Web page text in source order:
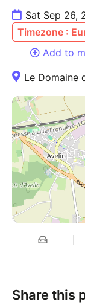
Sat Sep 26,
Timezone :
Add to
Le Domaine
Share this